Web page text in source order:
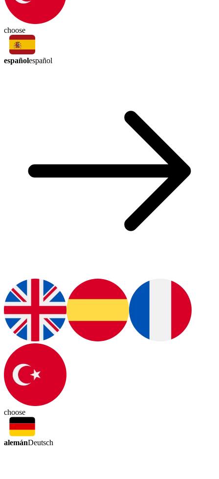
choose
españolespañol
choose
alemánDeutsch